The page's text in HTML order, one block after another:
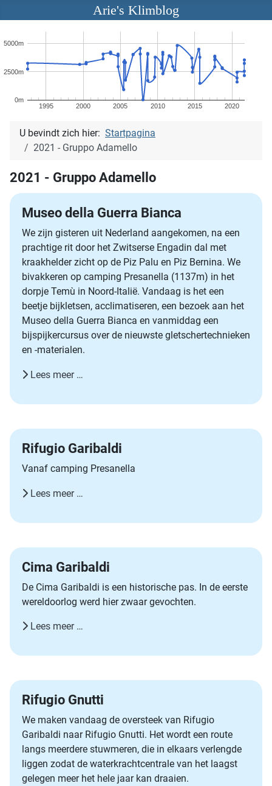
Arie's Klimblog
1995 2000 2005 2010 2015 2020
0m
2500m
5000m
U bevindt zich hier: Startpagina
2021 - Gruppo Adamello
2021 - Gruppo Adamello
Museo della Guerra Bianca
We zijn gisteren uit Nederland aangekomen, na een
prachtige rit door het Zwitserse Engadin dal met
kraakhelder zicht op de Piz Palu en Piz Bernina. We
bivakkeren op camping Presanella (1137m) in het
dorpje Temù in Noord-Italië. Vandaag is het een
beetje bijkletsen, acclimatiseren, een bezoek aan het
Museo della Guerra Bianca en vanmiddag een
bijspijkercursus over de nieuwste gletschertechnieken
en -materialen.
Lees meer …
Rifugio Garibaldi
Vanaf camping Presanella
Lees meer …
Cima Garibaldi
De Cima Garibaldi is een historische pas. In de eerste
wereldoorlog werd hier zwaar gevochten.
Lees meer …
Rifugio Gnutti
We maken vandaag de oversteek van Rifugio
Garibaldi naar Rifugio Gnutti. Het wordt een route
langs meerdere stuwmeren, die in elkaars verlengde
liggen zodat de waterkrachtcentrale van het laagst
gelegen meer het hele jaar kan draaien.